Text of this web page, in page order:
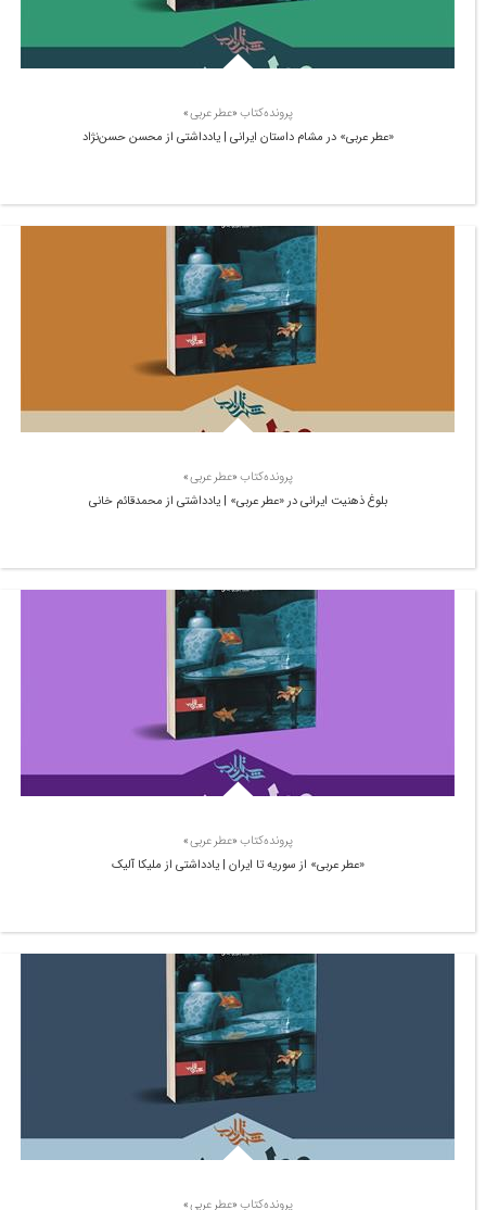
پرونده‌کتاب «عطر عربی»
«عطر عربی» در مشام داستان ایرانی | یادداشتی از محسن حسن‌نژاد
پرونده‌کتاب «عطر عربی»
بلوغ ذهنیت ایرانی در «عطر عربی» | یادداشتی از محمدقائم خانی
پرونده‌کتاب «عطر عربی»
«عطر عربی» از سوریه تا ایران | یادداشتی از ملیکا آلیک
پرونده‌کتاب «عطر عربی»